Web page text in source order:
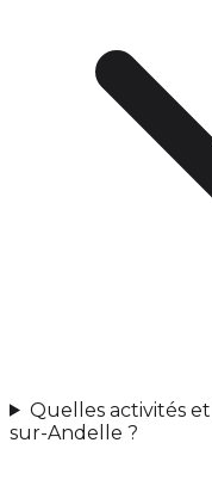
Quelles activités
sur-Andelle ?